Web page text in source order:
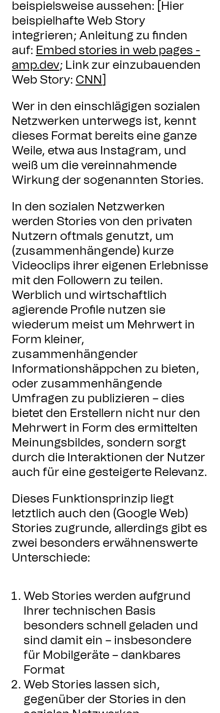
beispielsweise aussehen: [Hier
beispielhafte Web Story
integrieren; Anleitung zu finden
auf: Embed stories in web pages -
amp.dev; Link zur einzubauenden
Web Story: CNN
Wer in den einschlägigen sozialen
Netzwerken unterwegs ist, kennt
dieses Format bereits eine ganze
Weile, etwa aus Instagram, und
weiß um die vereinnahmende
Wirkung der sogenannten Stories.
In den sozialen Netzwerken
werden Stories von den privaten
Nutzern oftmals genutzt, um
(zusammenhängende) kurze
Videoclips ihrer eigenen Erlebnisse
mit den Followern zu teilen.
Werblich und wirtschaftlich
agierende Profile nutzen sie
wiederum meist um Mehrwert in
Form kleiner,
zusammenhängender
Informationshäppchen zu bieten,
oder zusammenhängende
Umfragen zu publizieren – dies
bietet den Erstellern nicht nur den
Mehrwert in Form des ermittelten
Meinungsbildes, sondern sorgt
durch die Interaktionen der Nutzer
auch für eine gesteigerte Relevanz.
Dieses Funktionsprinzip liegt
letztlich auch den (Google Web)
Stories zugrunde, allerdings gibt es
zwei besonders erwähnenswerte
Unterschiede:
Web Stories werden aufgrund
Ihrer technischen Basis
besonders schnell geladen und
sind damit ein – insbesondere
für Mobilgeräte – dankbares
Format
Web Stories lassen sich,
gegenüber der Stories in den